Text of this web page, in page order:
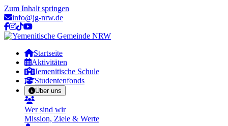
Zum Inhalt springen
info@jg-nrw.de
Startseite
Aktivitäten
Jemenitische Schule
Studentenfonds
Über uns
Wer sind wir
Mission, Ziele & Werte